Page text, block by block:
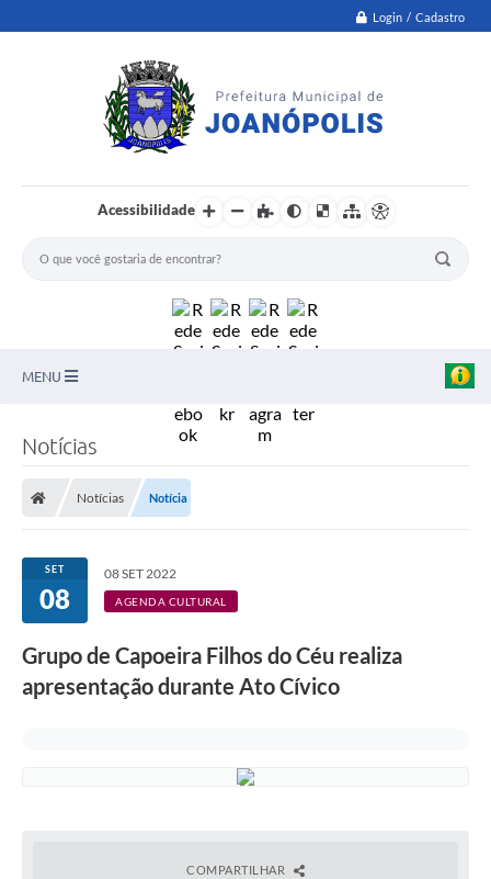
Login / Cadastro
Acessibilidade
MENU
Transparência
Editais
Diário Oficial
Conselhos
Notícias
Notícias Notícia
SET
08
08 SET 2022
AGENDA CULTURAL
Grupo de Capoeira Filhos do Céu realiza
apresentação durante Ato Cívico
COMPARTILHAR